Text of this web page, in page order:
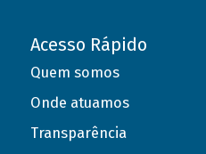
Acesso Rápido
Quem somos
Onde atuamos
Transparência